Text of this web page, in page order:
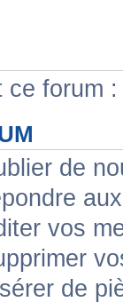
ce forum
de
vos
de